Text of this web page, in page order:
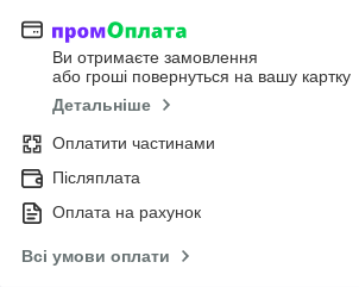
Ви отримаєте замовлення
або гроші повернуться на вашу картку
Детальніше
Оплатити частинами
Післяплата
Оплата на рахунок
Всі умови оплати